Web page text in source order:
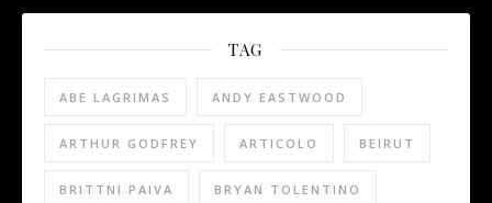
TAG
ABE LAGRIMAS ANDY EASTWOOD
ARTHUR GODFREY ARTICOLO BEIRUT
BRITTNI PAIVA BRYAN TOLENTINO